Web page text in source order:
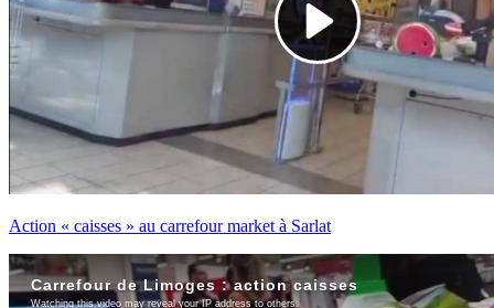
Action « caisses » au carrefour market à Sarlat